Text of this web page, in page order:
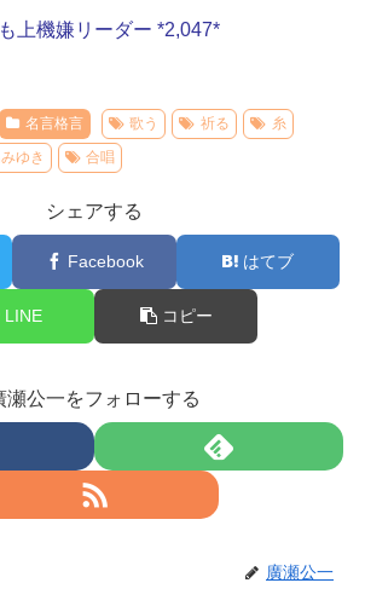
上機嫌リーダー *2,047*
名言格言 歌う 祈る
糸
ゆき 合唱
シェアする
Facebook はてブ
LINE コピー
瀬公一をフォローする
廣瀬公一